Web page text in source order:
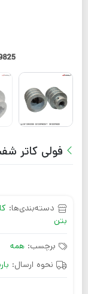
فولی کاتر شفت 25.4
دسته‌بندی‌ها:
بتن
برچسب: همه
نحوه ارسال: